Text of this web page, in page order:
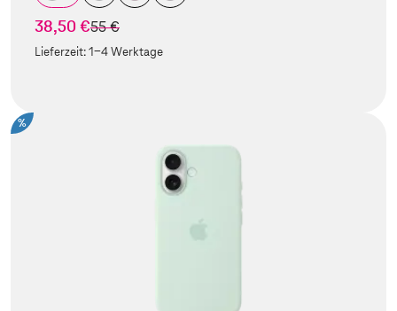
38,50 €statt
55 €
Lieferzeit:1-4 Werktage
%